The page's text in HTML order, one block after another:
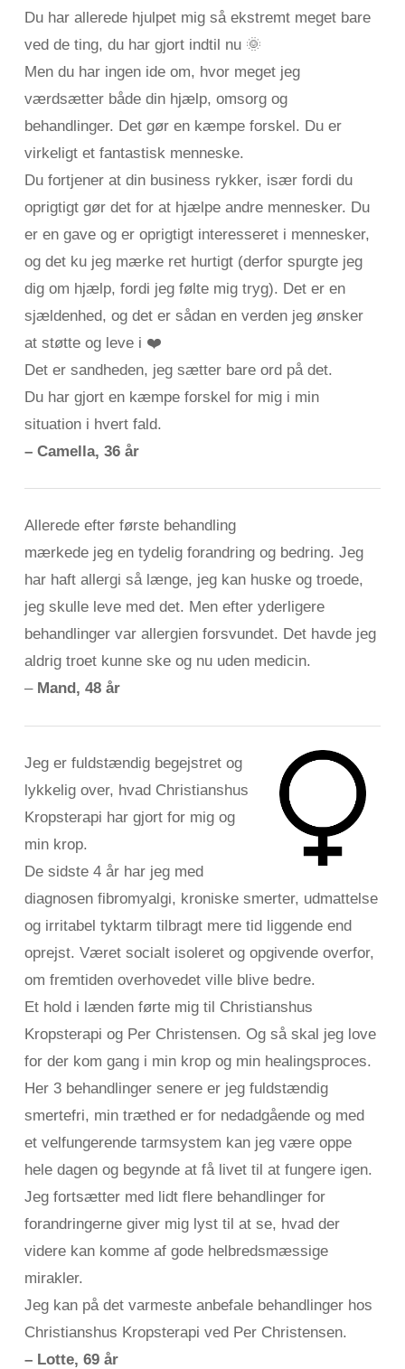
Du har allerede hjulpet mig så ekstremt meget bare
ved de ting, du har gjort indtil nu 🌞
Men du har ingen ide om, hvor meget jeg
værdsætter både din hjælp, omsorg og
behandlinger. Det gør en kæmpe forskel. Du er
virkeligt et fantastisk menneske.
Du fortjener at din business rykker, især fordi du
oprigtigt gør det for at hjælpe andre mennesker. Du
er en gave og er oprigtigt interesseret i mennesker,
og det ku jeg mærke ret hurtigt (derfor spurgte jeg
dig om hjælp, fordi jeg følte mig tryg). Det er en
sjældenhed, og det er sådan en verden jeg ønsker
at støtte og leve i ❤️
Det er sandheden, jeg sætter bare ord på det.
Du har gjort en kæmpe forskel for mig i min
situation i hvert fald.
– Camella, 36 år
Allerede efter første behandling
mærkede jeg en tydelig forandring og bedring. Jeg
har haft allergi så længe, jeg kan huske og troede,
jeg skulle leve med det. Men efter yderligere
behandlinger var allergien forsvundet. Det havde jeg
aldrig troet kunne ske og nu uden medicin.
– Mand, 48 år
Jeg er fuldstændig begejstret og
lykkelig over, hvad Christianshus
Kropsterapi har gjort for mig og
min krop.
De sidste 4 år har jeg med
diagnosen fibromyalgi, kroniske smerter, udmattelse
og irritabel tyktarm tilbragt mere tid liggende end
oprejst. Været socialt isoleret og opgivende overfor,
om fremtiden overhovedet ville blive bedre.
Et hold i lænden førte mig til Christianshus
Kropsterapi og Per Christensen. Og så skal jeg love
for der kom gang i min krop og min healingsproces.
Her 3 behandlinger senere er jeg fuldstændig
smertefri, min træthed er for nedadgående og med
et velfungerende tarmsystem kan jeg være oppe
hele dagen og begynde at få livet til at fungere igen.
Jeg fortsætter med lidt flere behandlinger for
forandringerne giver mig lyst til at se, hvad der
videre kan komme af gode helbredsmæssige
mirakler.
Jeg kan på det varmeste anbefale behandlinger hos
Christianshus Kropsterapi ved Per Christensen.
– Lotte, 69 år